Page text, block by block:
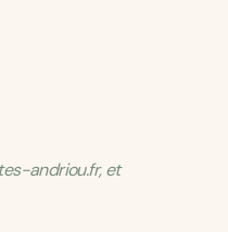
andriou.fr, et